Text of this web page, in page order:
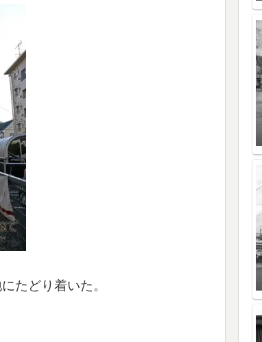
たどり着いた。